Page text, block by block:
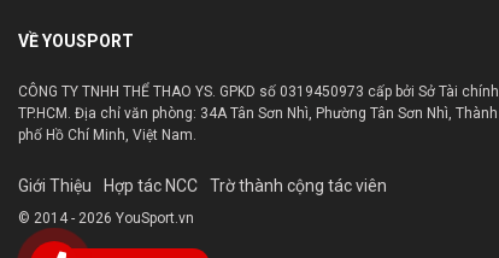
VỀ YOUSPORT
CÔNG TY TNHH THỂ THAO YS. GPKD số 0319450973 cấp bởi Sở Tài chính
TP.HCM. Địa chỉ văn phòng: 34A Tân Sơn Nhì, Phường Tân Sơn Nhì, Thành
phố Hồ Chí Minh, Việt Nam.
Giới Thiệu Hợp tác NCC Trờ thành cộng tác viên
© 2014 - 2026 YouSport.vn